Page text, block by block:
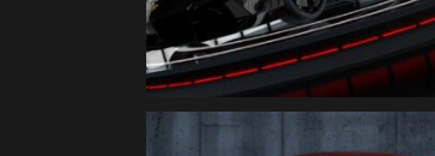
Illustration